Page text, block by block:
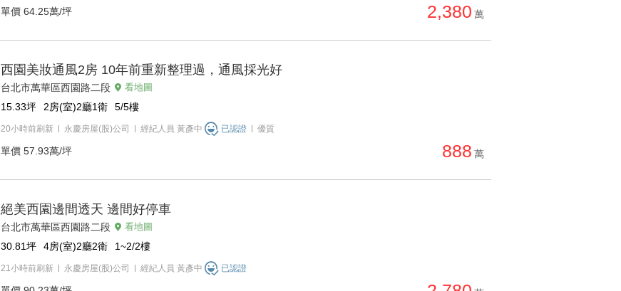
單價 64.25萬/坪 2,380 萬
西園美妝通風2房 10年前重新整理過，通風採光好
台北市萬華區西園路二段 看地圖
15.33坪 2房(室)2廳1衛 5/5樓
20小時前刷新 永慶房屋(股)公司 經紀人員 黃彥中 已認證 優質
單價 57.93萬/坪 888 萬
絕美西園邊間透天 邊間好停車
台北市萬華區西園路二段 看地圖
30.81坪 4房(室)2廳2衛 1~2/2樓
21小時前刷新 永慶房屋(股)公司 經紀人員 黃彥中 已認證